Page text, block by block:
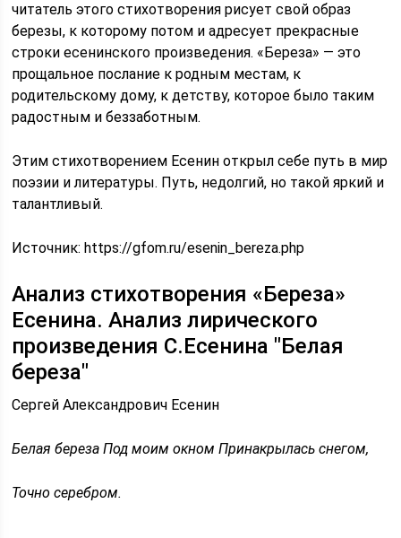
читатель этого стихотворения рисует свой образ
березы, к которому потом и адресует прекрасные
строки есенинского произведения. «Береза» — это
прощальное послание к родным местам, к
родительскому дому, к детству, которое было таким
радостным и беззаботным.
Этим стихотворением Есенин открыл себе путь в мир
поэзии и литературы. Путь, недолгий, но такой яркий и
талантливый.
Источник:https://gfom.ru/esenin_bereza.php
Анализ стихотворения «Береза»
Есенина. Анализ лирического
произведения С.Есенина "Белая
береза"
Сергей Александрович Есенин
Белая береза Под моим окном Принакрылась снегом,
Точно серебром.